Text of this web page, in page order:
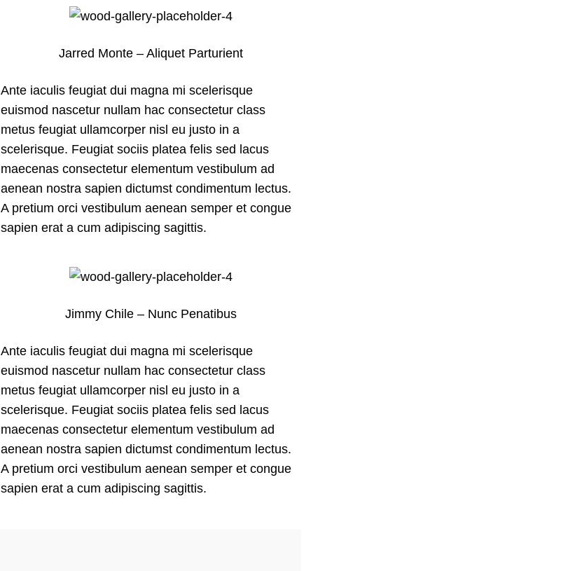
Jarred Monte – Aliquet Parturient
Ante iaculis feugiat dui magna mi scelerisque
euismod nascetur nullam hac consectetur class
metus feugiat ullamcorper nisl eu justo in a
scelerisque. Feugiat sociis platea felis sed lacus
maecenas consectetur elementum vestibulum ad
aenean nostra sapien dictumst condimentum lectus.
A pretium orci vestibulum aenean semper et congue
sapien erat a cum adipiscing sagittis.
Jimmy Chile – Nunc Penatibus
Ante iaculis feugiat dui magna mi scelerisque
euismod nascetur nullam hac consectetur class
metus feugiat ullamcorper nisl eu justo in a
scelerisque. Feugiat sociis platea felis sed lacus
maecenas consectetur elementum vestibulum ad
aenean nostra sapien dictumst condimentum lectus.
A pretium orci vestibulum aenean semper et congue
sapien erat a cum adipiscing sagittis.